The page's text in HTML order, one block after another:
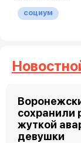
социум
сохранили
жуткой
девушки